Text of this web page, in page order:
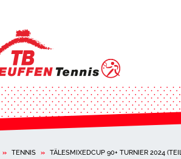
» TENNIS » TÄLESMIXEDCUP 90+ TURNIER 2024